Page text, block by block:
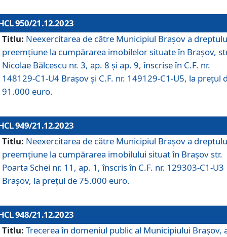
950/21.12.2023
Titlu: Neexercitarea de către Municipiul Brașov a
preemțiune la cumpărarea imobilelor situate în Brașov,
Nicolae Bălcescu nr. 3, ap. 8 și ap. 9, înscrise în C.F. nr.
148129-C1-U4 Brașov și C.F. nr. 149129-C1-U5, la prețul
91.000 euro.
949/21.12.2023
Titlu: Neexercitarea de către Municipiul Brașov a
preemțiune la cumpărarea imobilului situat în Brașov str.
Poarta Schei nr. 11, ap. 1, înscris în C.F. nr. 129303-C1-U3
Brașov, la prețul de 75.000 euro.
948/21.12.2023
Titlu: Trecerea în domeniul public al Municipiului Braşov,